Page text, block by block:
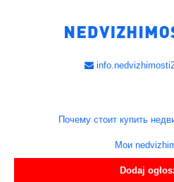
Почему стоит купить
Мои
Dodaj